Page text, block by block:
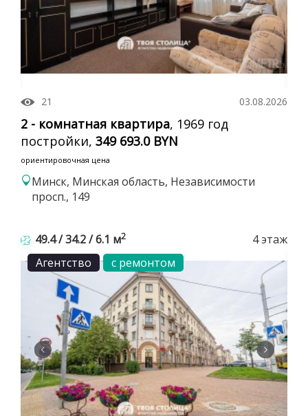
21 03.08.2026
2 - комнатная квартира, 1969 год
постройки, 349 693.0 BYN
ориентировочная цена
Минск, Минская область, Независимости
просп., 149
49.4 / 34.2 / 6.1 м2
4 этаж
Агентство
с ремонтом